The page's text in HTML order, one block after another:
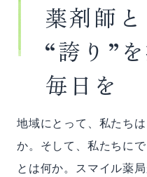
薬剤師と
“誇り”
毎日を
地域にとって、私たち
か。そして、私たちに
とは何か。スマイル薬